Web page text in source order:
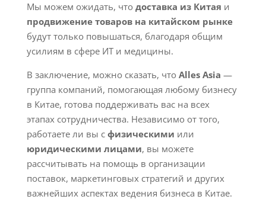
Мы можем ожидать, что доставка из Китая и
продвижение товаров на китайском рынке
будут только повышаться, благодаря общим
усилиям в сфере ИТ и медицины.
В заключение, можно сказать, что Alles Asia —
группа компаний, помогающая любому бизнесу
в Китае, готова поддерживать вас на всех
этапах сотрудничества. Независимо от того,
работаете ли вы с физическими или
юридическими лицами, вы можете
рассчитывать на помощь в организации
поставок, маркетинговых стратегий и других
важнейших аспектах ведения бизнеса в Китае.